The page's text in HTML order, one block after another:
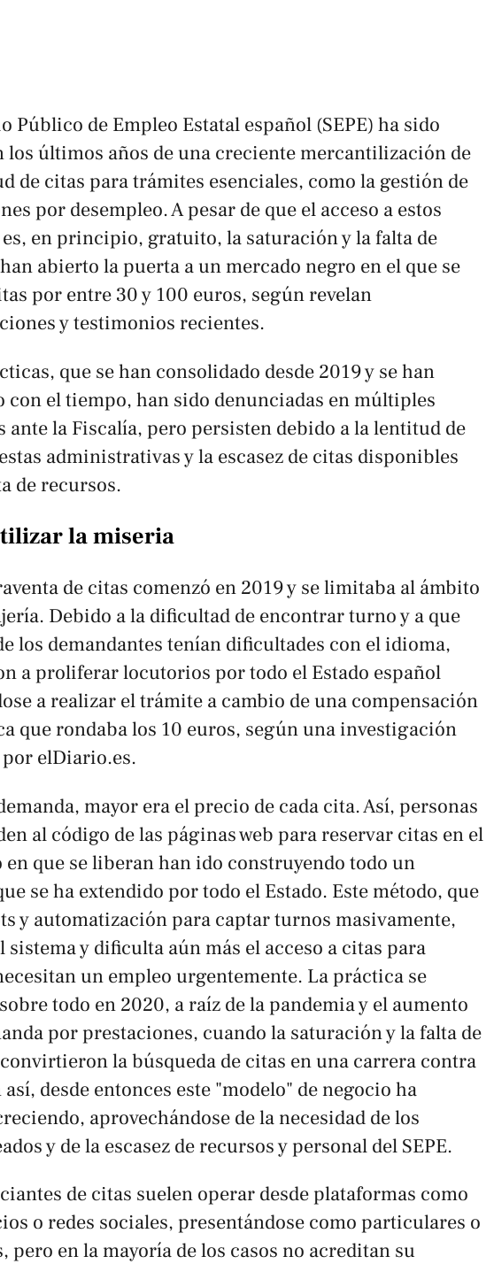
Público de Empleo Estatal español (SEPE) ha sido
los últimos años de una creciente mercantilización de
de citas para trámites esenciales, como la gestión de
por desempleo. A pesar de que el acceso a estos
en principio, gratuito, la saturación y la falta de
abierto la puerta a un mercado negro en el que se
por entre 30 y 100 euros, según revelan
y testimonios recientes.
que se han consolidado desde 2019 y se han
con el tiempo, han sido denunciadas en múltiples
ante la Fiscalía, pero persisten debido a la lentitud de
administrativas y la escasez de citas disponibles
de recursos.​
la miseria
de citas comenzó en 2019 y se limitaba al ámbito
Debido a la dificultad de encontrar turno y a que
los demandantes tenían dificultades con el idioma,
a proliferar locutorios por todo el Estado español
a realizar el trámite a cambio de una compensación
que rondaba los 10 euros, según una investigación
elDiario.es.
mayor era el precio de cada cita. Así, personas
al código de las páginas web para reservar citas en el
en que se liberan han ido construyendo todo un
se ha extendido por todo el Estado. Este método, que
y automatización para captar turnos masivamente,
sistema y dificulta aún más el acceso a citas para
un empleo urgentemente. La práctica se
todo en 2020, a raíz de la pandemia y el aumento
por prestaciones, cuando la saturación y la falta de
la búsqueda de citas en una carrera contra
desde entonces este "modelo" de negocio ha
aprovechándose de la necesidad de los
y de la escasez de recursos y personal del SEPE.
de citas suelen operar desde plataformas como
o redes sociales, presentándose como particulares o
pero en la mayoría de los casos no acreditan su